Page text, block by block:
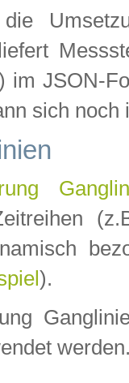
im JSON-
sich noch
).